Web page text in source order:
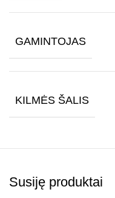
GAMINTOJAS
KILMĖS ŠALIS
Susiję produktai